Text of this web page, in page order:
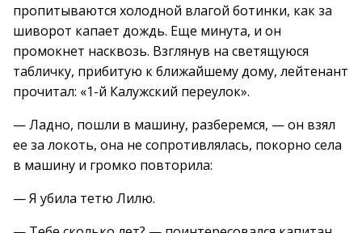
пропитываются холодной влагой ботинки, как за
шиворот капает дождь. Еще минута, и он
промокнет насквозь. Взглянув на светящуюся
табличку, прибитую к ближайшему дому, лейтенант
прочитал: «1-й Калужский переулок».
— Ладно, пошли в машину, разберемся, — он взял
ее за локоть, она не сопротивлялась, покорно села
в машину и громко повторила:
— Я убила тетю Лилю.